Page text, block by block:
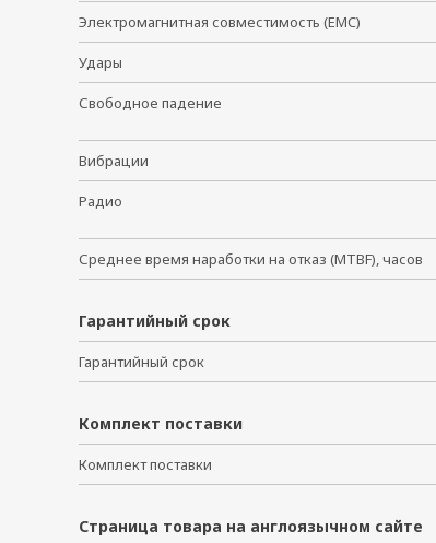
Электромагнитная совместимость (EMC)
Удары
Свободное падение
Вибрации
Радио
Среднее время наработки на отказ (MTBF), часов
Гарантийный срок
Гарантийный срок
Комплект поставки
Комплект поставки
Страница товара на англоязычном сайте